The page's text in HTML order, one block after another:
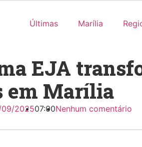
Últimas Marília
EJA
em Marília
09/202507:00Nenhum comentário